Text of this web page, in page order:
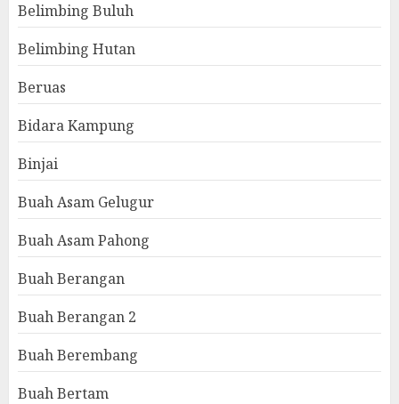
Belimbing Buluh
Belimbing Hutan
Beruas
Bidara Kampung
Binjai
Buah Asam Gelugur
Buah Asam Pahong
Buah Berangan
Buah Berangan 2
Buah Berembang
Buah Bertam